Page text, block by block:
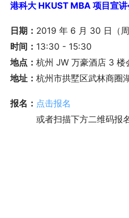
港科大 HKUST MBA 项目宣
日期： 2019 年 6 月 30 日（周
时间： 13:30 - 15:30
地点： 杭州 JW 万豪酒店 3 楼
地址： 杭州市拱墅区武林商圈
报名： 点击报名
或者扫描下方二维码报